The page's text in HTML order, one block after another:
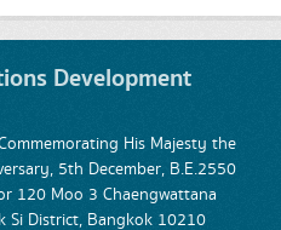
Development
His Majesty the
5th December, B.E.2550
120 Moo 3 Chaengwattana
Si District, Bangkok 10210